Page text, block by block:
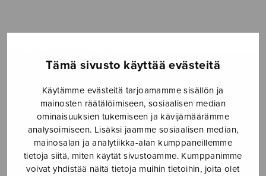
Tämä sivusto käyttää evästeitä
Käytämme evästeitä tarjoamamme sisällön ja
mainosten räätälöimiseen, sosiaalisen median
ominaisuuksien tukemiseen ja kävijämäärämme
analysoimiseen. Lisäksi jaamme sosiaalisen median,
mainosalan ja analytiikka-alan kumppaneillemme
tietoja siitä, miten käytät sivustoamme. Kumppanimme
voivat yhdistää näitä tietoja muihin tietoihin, joita olet
olin lapsi